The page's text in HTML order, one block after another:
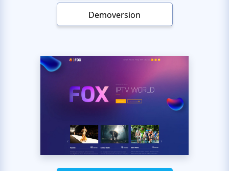
Demoversion